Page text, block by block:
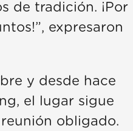
de tradición. ¡Por
expresaron
y desde hace
el lugar sigue
obligado.